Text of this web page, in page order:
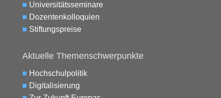
■ Universitätsseminare
■ Dozentenkolloquien
■ Stiftungspreise
Aktuelle Themenschwerpunkte
■ Hochschulpolitik
■ Digitalisierung